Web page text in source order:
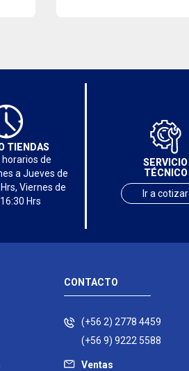
TIENDAS
horarios de
a Jueves de
Viernes de
Hrs
SERVICIO
TÉCNICO
Ir a cotizar
CONTACTO
(+56 2) 2778 4459
(+56 9) 9222 5588
Ventas